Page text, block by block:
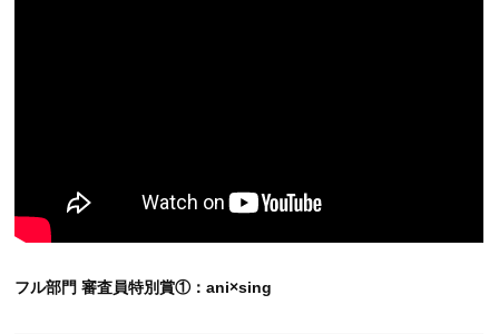
フル部門 審査員特別賞①：ani×sing